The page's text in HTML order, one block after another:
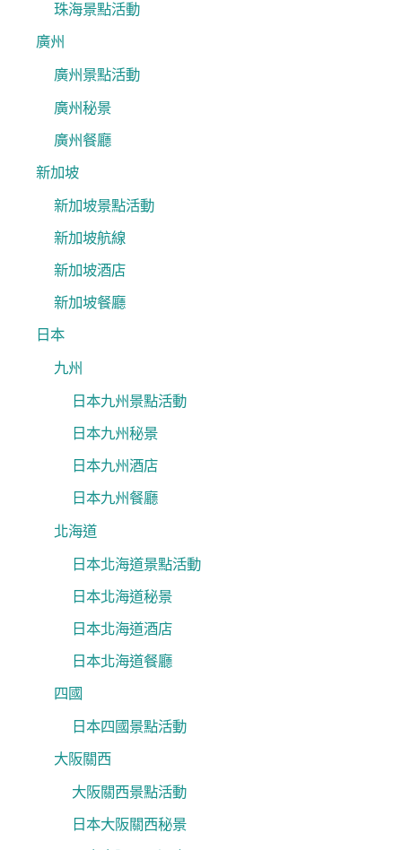
珠海景點活動
廣州
廣州景點活動
廣州秘景
廣州餐廳
新加坡
新加坡景點活動
新加坡航線
新加坡酒店
新加坡餐廳
日本
九州
日本九州景點活動
日本九州秘景
日本九州酒店
日本九州餐廳
北海道
日本北海道景點活動
日本北海道秘景
日本北海道酒店
日本北海道餐廳
四國
日本四國景點活動
大阪關西
大阪關西景點活動
日本大阪關西秘景